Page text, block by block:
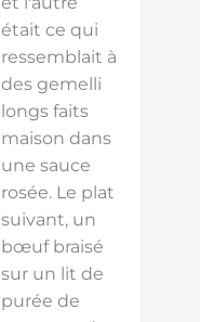
était ce qui
ressemblait à
des gemelli
longs faits
maison dans
une sauce
rosée. Le plat
suivant, un
bœuf braisé
sur un lit de
purée de